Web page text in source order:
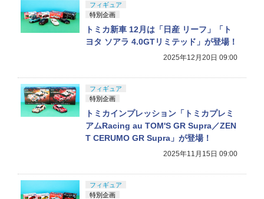
フィギュア
特別企画
トミカ新車 12月は「日産 リーフ」「ト
ヨタ ソアラ 4.0GTリミテッド」が登場！
2025年12月20日 09:00
フィギュア
特別企画
トミカインプレッション「トミカプレミ
アムRacing au TOM'S GR Supra／ZEN
T CERUMO GR Supra」が登場！
2025年11月15日 09:00
フィギュア
特別企画